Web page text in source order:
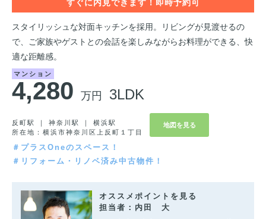
スタイリッシュな対面キッチンを採用。リビングが見渡せるの
で、ご家族やゲストとの会話を楽しみながらお料理ができる、快
適な距離感。
マンション
4,280 万円 3LDK
反町駅 ｜ 神奈川駅 ｜ 横浜駅
所在地：横浜市神奈川区上反町１丁目
地図を見る
＃プラスOneのスペース！
＃リフォーム・リノベ済み中古物件！
オススメポイントを見る
担当者：内田 大